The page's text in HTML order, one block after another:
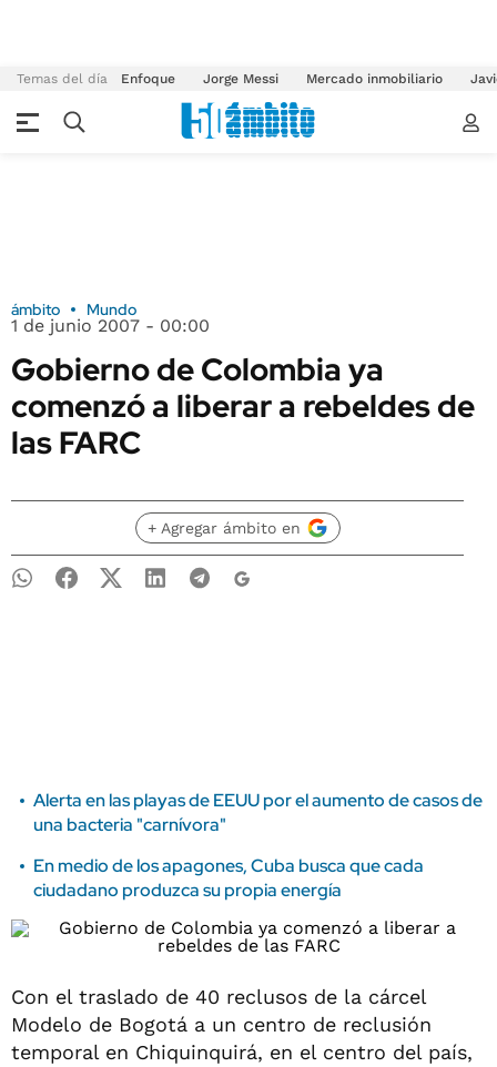
Temas del día Enfoque Jorge Messi Mercado inmobiliario
ámbito Mundo
1 de junio 2007 - 00:00
Gobierno de Colombia ya
comenzó a liberar a rebeldes de
las FARC
+ Agregar ámbito en
Alerta en las playas de EEUU por el aumento de casos de
una bacteria "carnívora"
En medio de los apagones, Cuba busca que cada
ciudadano produzca su propia energía
Con el traslado de 40 reclusos de la cárcel
Modelo de Bogotá a un centro de reclusión
temporal en Chiquinquirá, en el centro del país,